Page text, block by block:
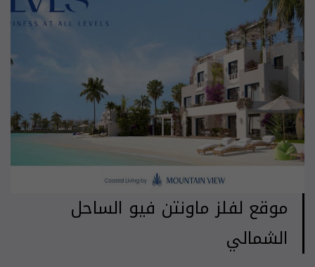
موقع لفلز ماونتن فيو الساحل
الشمالي